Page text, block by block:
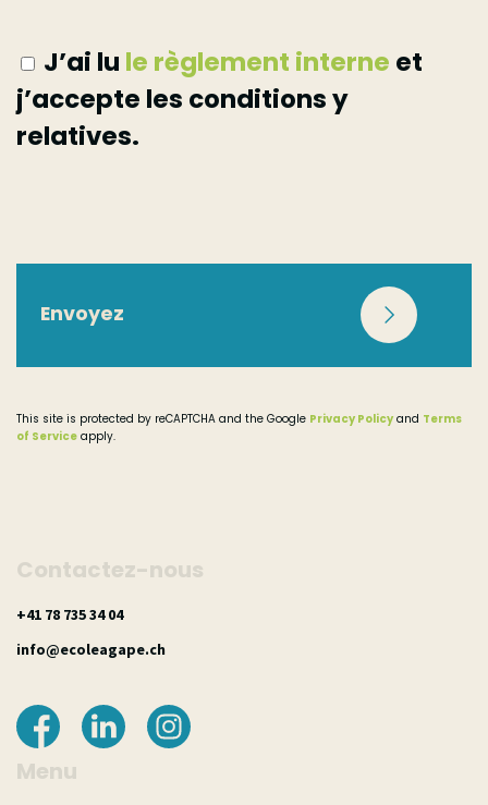
Recherche internet
Affichage
Radio
Newsletter
Autre
J’ai lu le règlement interne et
j’accepte les conditions y
relatives.
Envoyez
This site is protected by reCAPTCHA and the Google Privacy Policy and Terms
of Service apply.
Contactez-nous
40 43 537 87 14+
hc.epagaeloce@ofni
Menu